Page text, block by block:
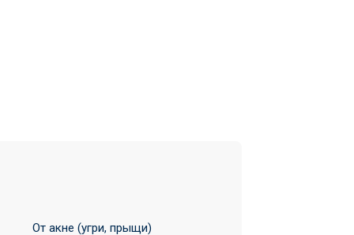
От акне (угри, прыщи)